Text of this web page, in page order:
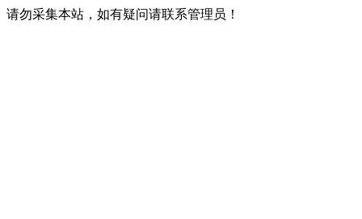
请勿采集本站，如有疑问请联系管理员！